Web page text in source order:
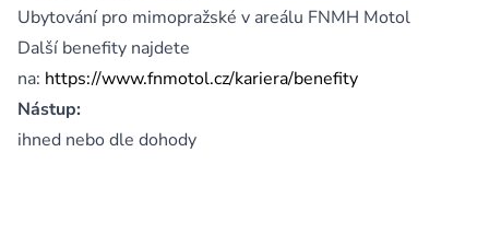
Ubytování pro mimopražské v areálu FNMH Motol
Další benefity najdete
na: https://www.fnmotol.cz/kariera/benefity
Nástup:
ihned nebo dle dohody